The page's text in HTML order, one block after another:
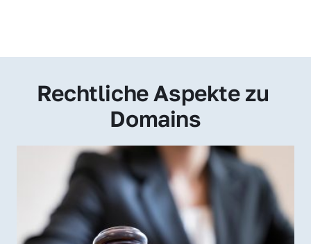
Rechtliche Aspekte zu
Domains